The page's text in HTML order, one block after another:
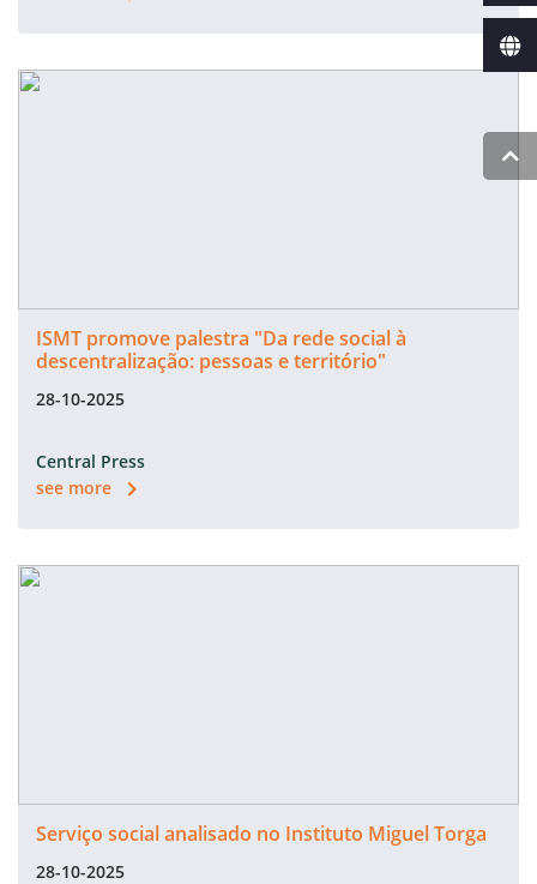
ISMT promove palestra "Da rede social à
descentralização: pessoas e território"
28-10-2025
Central Press
see more
Serviço social analisado no Instituto Miguel Torga
28-10-2025